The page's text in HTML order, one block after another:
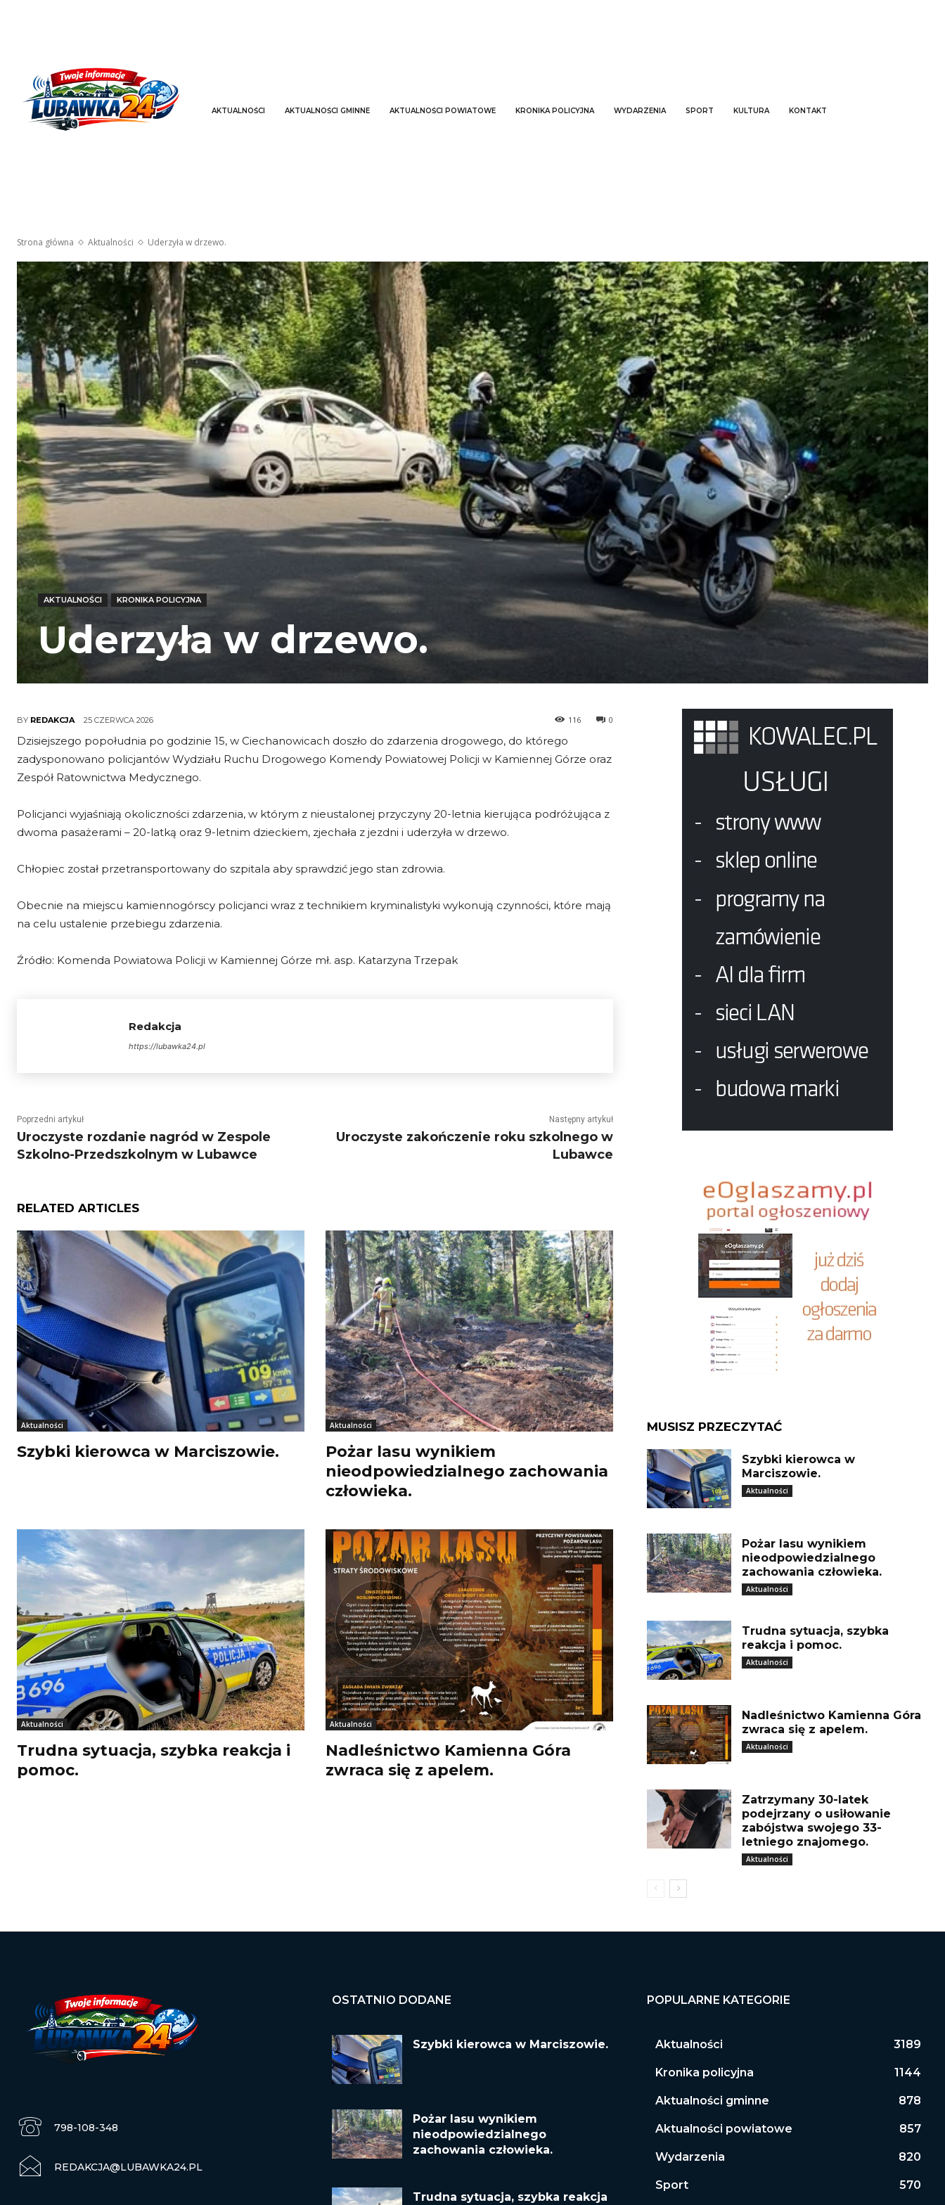
AKTUALNOŚCI AKTUALNOŚCI GMINNE AKTUALNOŚCI POWIATOWE KRONIKA POLICYJNA WYDARZENIA SPORT KULTURA KONTAKT
Strona główna Aktualności Uderzyła w drzewo.
AKTUALNOŚCI KRONIKA POLICYJNA
Uderzyła w drzewo.
BY REDAKCJA 25 CZERWCA 2026 0
116
Dzisiejszego popołudnia po godzinie 15, w Ciechanowicach doszło do zdarzenia drogowego, do którego
zadysponowano policjantów Wydziału Ruchu Drogowego Komendy Powiatowej Policji w Kamiennej Górze oraz
Zespół Ratownictwa Medycznego.
Policjanci wyjaśniają okoliczności zdarzenia, w którym z nieustalonej przyczyny 20-letnia kierująca podróżująca z
dwoma pasażerami – 20-latką oraz 9-letnim dzieckiem, zjechała z jezdni i uderzyła w drzewo.
Chłopiec został przetransportowany do szpitala aby sprawdzić jego stan zdrowia.
Obecnie na miejscu kamiennogórscy policjanci wraz z technikiem kryminalistyki wykonują czynności, które mają
na celu ustalenie przebiegu zdarzenia.
Źródło: Komenda Powiatowa Policji w Kamiennej Górze mł. asp. Katarzyna Trzepak
Redakcja
https://lubawka24.pl
Poprzedni artykuł
Uroczyste rozdanie nagród w Zespole
Szkolno-Przedszkolnym w Lubawce
Następny artykuł
Uroczyste zakończenie roku szkolnego w
Lubawce
RELATED ARTICLES
Aktualności
Szybki kierowca w Marciszowie.
Aktualności
Pożar lasu wynikiem
nieodpowiedzialnego zachowania
człowieka.
Aktualności
Trudna sytuacja, szybka reakcja i
pomoc.
Aktualności
Nadleśnictwo Kamienna Góra
zwraca się z apelem.
MUSISZ PRZECZYTAĆ
Szybki kierowca w
Marciszowie.
Aktualności
Pożar lasu wynikiem
nieodpowiedzialnego
zachowania człowieka.
Aktualności
Trudna sytuacja, szybka
reakcja i pomoc.
Aktualności
Nadleśnictwo Kamienna Góra
zwraca się z apelem.
Aktualności
Zatrzymany 30-latek
podejrzany o usiłowanie
zabójstwa swojego 33-
letniego znajomego.
Aktualności
798-108-348
REDAKCJA@LUBAWKA24.PL
OSTATNIO DODANE
Szybki kierowca w Marciszowie.
Pożar lasu wynikiem
nieodpowiedzialnego
zachowania człowieka.
Trudna sytuacja, szybka reakcja
POPULARNE KATEGORIE
Aktualności 3189
Kronika policyjna 1144
Aktualności gminne 878
Aktualności powiatowe 857
Wydarzenia 820
Sport 570